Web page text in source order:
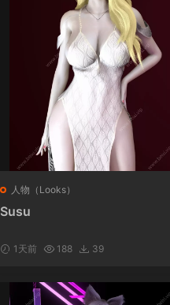
人物（Looks）
Susu
1天前 188 39